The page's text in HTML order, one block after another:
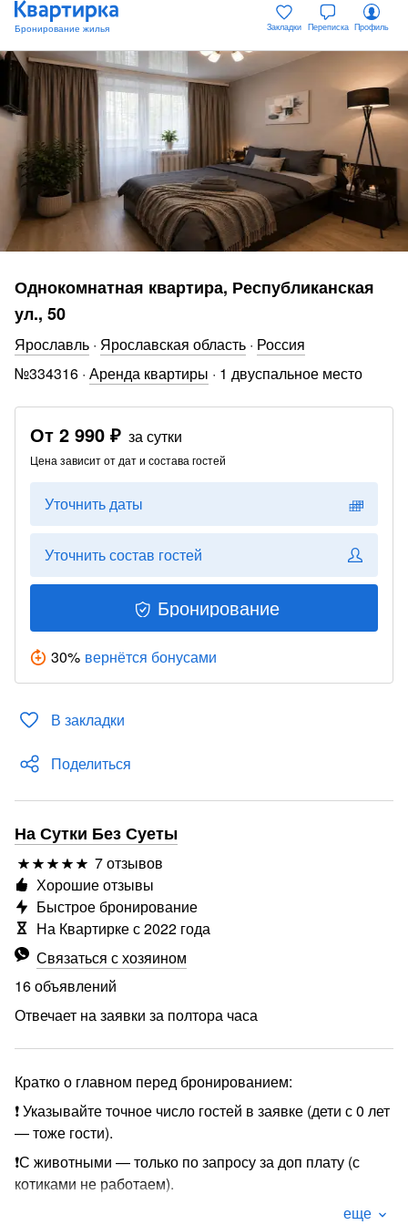
Закладки Переписка Профиль
Однокомнатная квартира, Республиканская
ул., 50
Ярославль · Ярославская область · Россия
№334316 · Аренда квартиры · 1 двуспальное место
От 2 990 ₽ за сутки
Цена зависит от дат и состава гостей
Уточнить даты
Уточнить состав гостей
Бронирование
30% вернётся бонусами
В закладки
Поделиться
На Сутки Без Суеты
7 отзывов
Связаться с хозяином
16 объявлений
Отвечает на заявки за полтора часа
Хорошие отзывы
Быстрое бронирование
На Квартирке с 2022 года
Кратко о главном перед бронированием:
❗ Указывайте точное число гостей в заявке (дети с 0 лет
— тоже гости).
❗С животными — только по запросу за доп плату (с
котиками не работаем).
❗ Бесконтактное заселение! Очень простое и удобное в
еще